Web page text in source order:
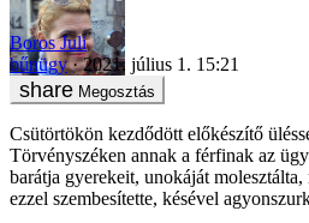
Boros Juli
bűnügy
2021. július 1. 15:21
Megosztás
Csütörtökön kezdődött előkészítő
Törvényszéken annak a férfinak az
barátja gyerekeit, unokáját
ezzel szembesítette, késével